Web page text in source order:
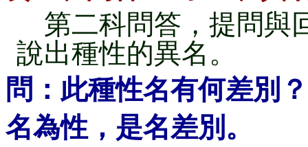
第二科問答，提問與
說出種性的異名。
問：此種性名有何差別
名為性，是名差別。